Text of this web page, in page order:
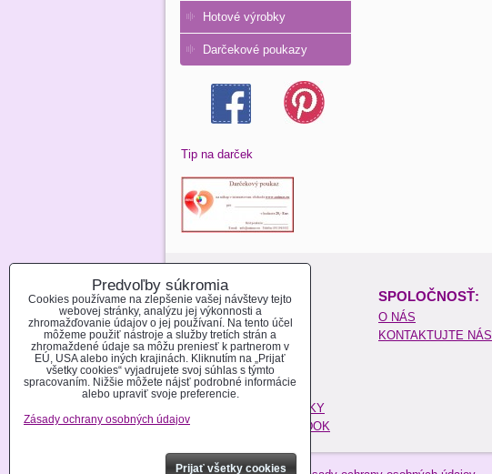
Hotové výrobky
Darčekové poukazy
Tip na darček
O NAKUPOVANÍ: SPOLOČNOSŤ:
REGISTROVAŤ SA
AKO NAKUPOVAŤ
MOŽNOSTI PLATBY
MOŽNOSTI DOPRAVY
POŠTOVÉ NÁKLADY
OBCHODNÉ PODMIENKY
REKLAMAČNÝ PORIADOK
O NÁS
KONTAKTUJTE NÁS
Predvoľby súkromia
Cookies používame na zlepšenie vašej návštevy tejto
webovej stránky, analýzu jej výkonnosti a
zhromažďovanie údajov o jej používaní. Na tento účel
môžeme použiť nástroje a služby tretích strán a
zhromaždené údaje sa môžu preniesť k partnerom v
EÚ, USA alebo iných krajinách. Kliknutím na „Prijať
všetky cookies“ vyjadrujete svoj súhlas s týmto
spracovaním. Nižšie môžete nájsť podrobné informácie
alebo upraviť svoje preferencie.
Zásady ochrany osobných údajov
Prijať všetky cookies